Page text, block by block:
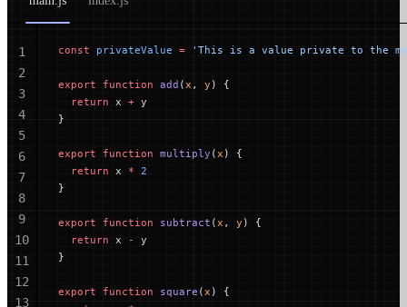
const privateValue = 'This is a value private to the
export function add (x , y ) {
  return
x + y
}
export function multiply ( x ) {
  return
x * 2
}
export function subtract ( x , y ) {
  return
x -
y
}
export function square ( x ) {
1
2
3
4
5
6
7
8
9
10
11
12
13